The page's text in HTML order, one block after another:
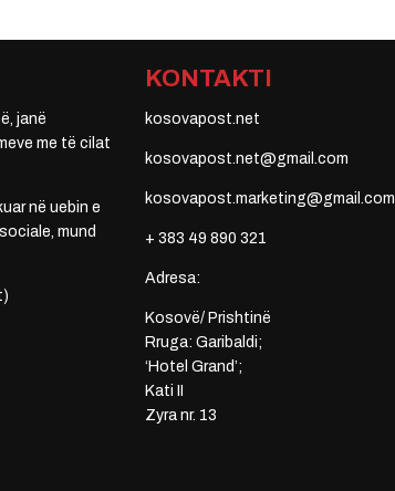
janë
me të cilat
në uebin e
mund
KONTAKTI
kosovapost.net
kosovapost.net@gmail.com
kosovapost.marketing@gmail.com
+ 383 49 890 321
Adresa:
Kosovë/ Prishtinë
Rruga: Garibaldi;
‘Hotel Grand’;
Kati II
Zyra nr. 13